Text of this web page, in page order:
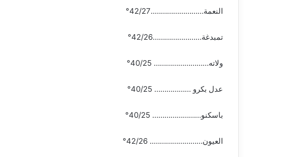
النعمة……………………..42/27°
تمبدغة……………………42/26°
ولاته……………………… 40/25°
عدل بكرو ……………… 40/25°
باسكنو…………………… 40/25°
العيون…………………….. 42/26°